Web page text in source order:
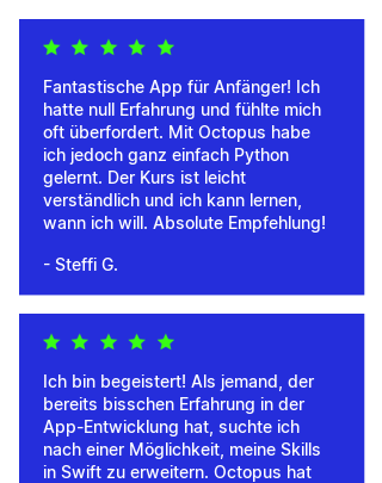
Fantastische App für Anfänger! Ich
hatte null Erfahrung und fühlte mich
oft überfordert. Mit Octopus habe
ich jedoch ganz einfach Python
gelernt. Der Kurs ist leicht
verständlich und ich kann lernen,
wann ich will. Absolute Empfehlung!
- Steffi G.
Ich bin begeistert! Als jemand, der
bereits bisschen Erfahrung in der
App-Entwicklung hat, suchte ich
nach einer Möglichkeit, meine Skills
in Swift zu erweitern. Octopus hat